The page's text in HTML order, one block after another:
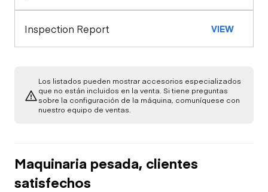
Brake Control
Air Conditioner
General Appearance
Exterior Lights
Engine
Starter
Fuel System
Transmission
PTO Pump
Inspection Report VIEW
Los listados pueden mostrar accesorios especializados
que no están incluidos en la venta. Si tiene preguntas
sobre la configuración de la máquina, comuníquese con
nuestro equipo de ventas.
Maquinaria pesada, clientes
satisfechos